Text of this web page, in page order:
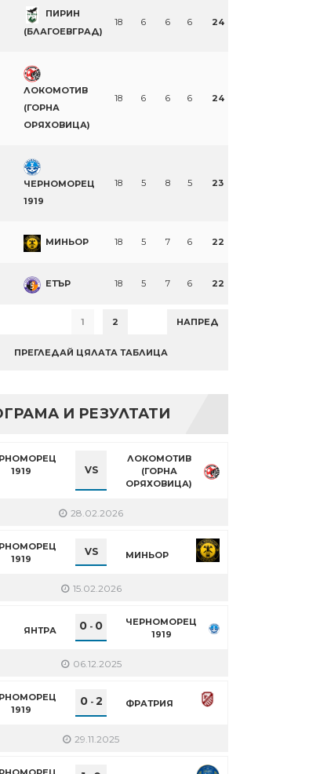
ПИРИН
(БЛАГОЕВГРАД)
18 6 6 6 24
ЛОКОМОТИВ
(ГОРНА
ОРЯХОВИЦА)
18 6 6 6 24
ЧЕРНОМОРЕЦ
1919
18 5 8 5 23
МИНЬОР 18 5 7 6 22
ЕТЪР 18 5 7 6 22
1 2 НАПРЕД
ПРЕГЛЕДАЙ ЦЯЛАТА ТАБЛИЦА
И РЕЗУЛТАТИ
1919
VS
ЛОКОМОТИВ
(ГОРНА
ОРЯХОВИЦА)
28.02.2026
1919
VS МИНЬОР
15.02.2026
ЯНТРА 0 - 0
ЧЕРНОМОРЕЦ
1919
06.12.2025
1919
0- 2 ФРАТРИЯ
29.11.2025